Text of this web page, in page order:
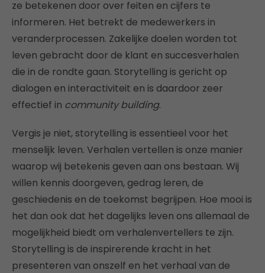
ze betekenen door over feiten en cijfers te
informeren. Het betrekt de medewerkers in
veranderprocessen. Zakelijke doelen worden tot
leven gebracht door de klant en succesverhalen
die in de rondte gaan. Storytelling is gericht op
dialogen en interactiviteit en is daardoor zeer
effectief in community building.
Vergis je niet, storytelling is essentieel voor het
menselijk leven. Verhalen vertellen is onze manier
waarop wij betekenis geven aan ons bestaan. Wij
willen kennis doorgeven, gedrag leren, de
geschiedenis en de toekomst begrijpen. Hoe mooi is
het dan ook dat het dagelijks leven ons allemaal de
mogelijkheid biedt om verhalenvertellers te zijn.
Storytelling is de inspirerende kracht in het
presenteren van onszelf en het verhaal van de